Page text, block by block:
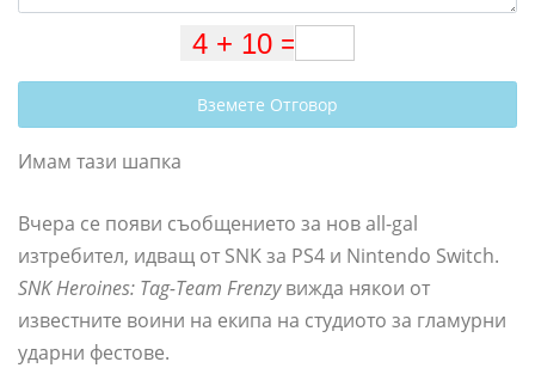
Вземете Отговор
Имам тази шапка
Вчера се появи съобщението за нов all-gal
изтребител, идващ от SNK за ​​PS4 и Nintendo Switch.
SNK Heroines: Tag-Team Frenzyвижда някои от
известните воини на екипа на студиото за гламурни
ударни фестове.